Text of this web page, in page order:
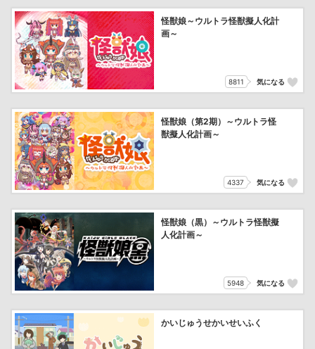
怪獣娘～ウルトラ怪獣擬人化計
画～
8811 気になる
怪獣娘（第2期）～ウルトラ怪
獣擬人化計画～
4337 気になる
怪獣娘（黒）～ウルトラ怪獣擬
人化計画～
5948 気になる
かいじゅうせかいせいふく